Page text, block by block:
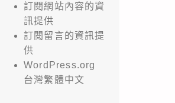
訂閱網站內容的資
訊提供
訂閱留言的資訊提
供
WordPress.org
台灣繁體中文